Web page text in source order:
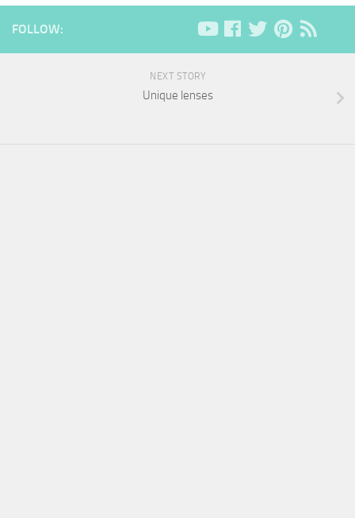
FOLLOW:
NEXT STORY
Unique lenses